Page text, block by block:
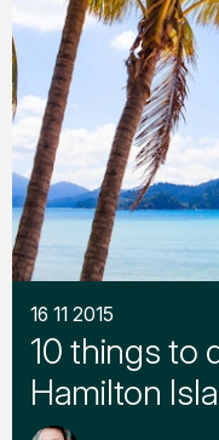
16 11 2015
10 things to
Hamilton